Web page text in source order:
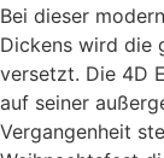
Bei dieser
Dickens wird die
versetzt. Die 4D
auf seiner
Vergangenheit